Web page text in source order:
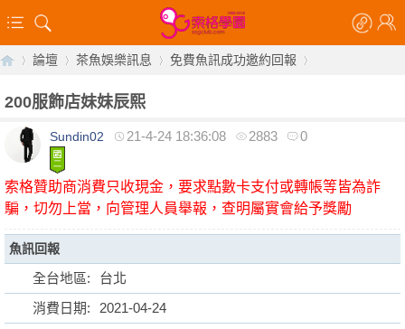
»
論壇
›
茶魚娛樂訊息
›
免費魚訊成功邀約回報
›
200服飾店妹妹辰熙
Sundin02 21-4-24 18:36:08 2883 0
索格贊助商消費只收現金，要求點數卡支付或轉帳等皆為詐
騙，切勿上當，向管理人員舉報，查明屬實會給予獎勵
魚訊回報
全台地區:
台北
消費日期:
2021-04-24